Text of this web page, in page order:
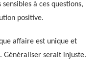
à ces questions,
positive.
affaire est unique et
Généraliser serait injuste.